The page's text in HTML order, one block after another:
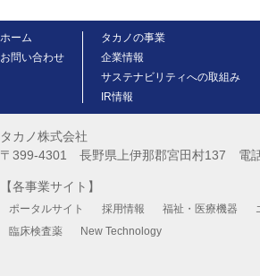
ホーム
お問い合わせ
タカノの事業
企業情報
サステナビリティへの取組み
IR情報
タカノ株式会社
〒399-4301 長野県上伊那郡宮田村137 電
【各事業サイト】
ポータルサイト 採用情報 福祉・医療機器
臨床検査薬
New Technology